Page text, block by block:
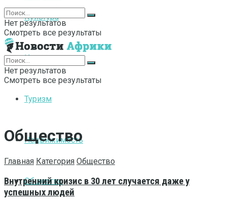
Культура
Интернет
Туризм
Недвижимость
Общество
Нет результатов
Смотреть все результаты
Нет результатов
Смотреть все результаты
Общество
Главная Категория Общество
Внутренний кризис в 30 лет случается даже у
успешных людей